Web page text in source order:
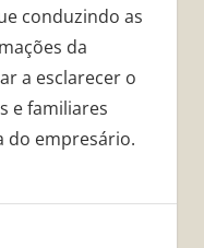
conduzindo as
da
a esclarecer o
e familiares
do empresário.